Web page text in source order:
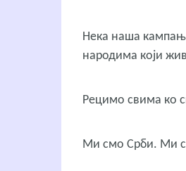
Нека наша
народима који
Рецимо свима ко
Ми смо Срби. Ми